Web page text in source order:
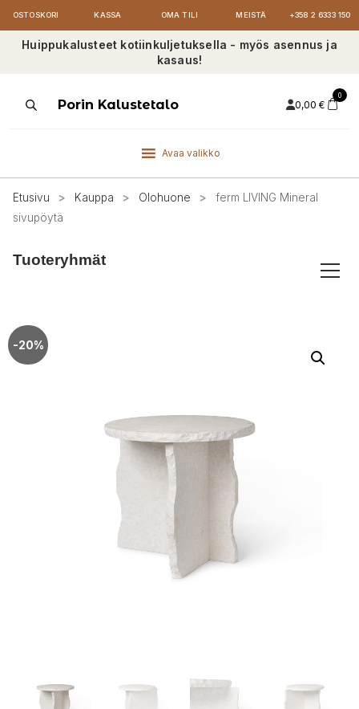
OSTOSKORI KASSA OMA TILI MEISTÄ +358 2 6333 150
Huippukalusteet kotiinkuljetuksella - myös asennus ja
kasaus!
ProductsPorin Kalustetalo 0,00 €
0
Avaa valikko
Etusivu > Kauppa > Olohuone >
ferm LIVING Mineral
sivupöytä
Tuoteryhmät
-20%